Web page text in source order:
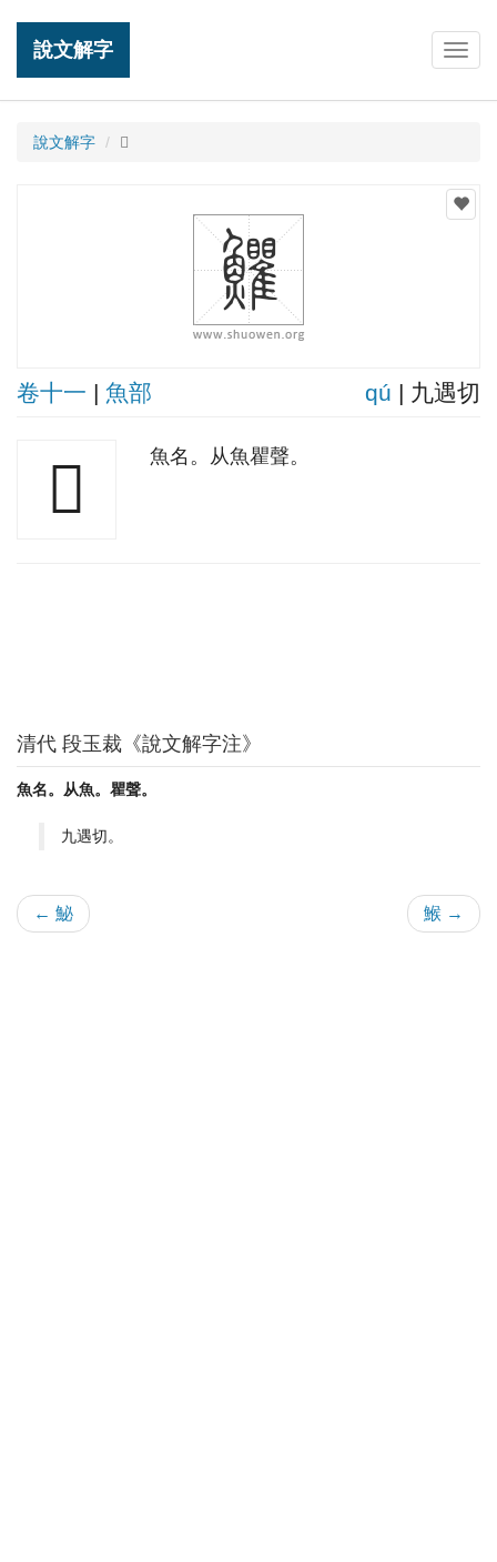
說文解字
說文解字 𩽩
卷十一 | 魚部 qú | 九遇切
𩽩 魚名。从魚瞿聲。
清代 段玉裁《說文解字注》
魚名。从魚。瞿聲。
九遇切。
← 鮅 鯸 →